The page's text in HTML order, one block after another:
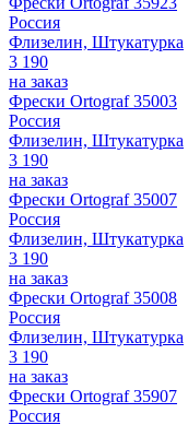
Россия
Флизелин, Штукатурка
3 190
на заказ
Фрески Ortograf 35003
Россия
Флизелин, Штукатурка
3 190
на заказ
Фрески Ortograf 35007
Россия
Флизелин, Штукатурка
3 190
на заказ
Фрески Ortograf 35008
Россия
Флизелин, Штукатурка
3 190
на заказ
Фрески Ortograf 35907
Россия